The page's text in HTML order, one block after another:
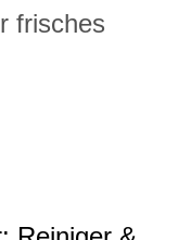
frisches